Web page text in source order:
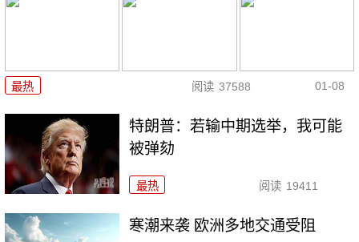
最热 阅读 37588 01-08
特朗普：若输中期选举，我可能
被弹劾
最热 阅读 19411
寒潮来袭 欧洲多地交通受阻